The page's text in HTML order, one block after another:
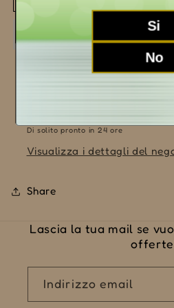
Ravera
2019
Ravera
Di solito pronto in 24 ore
Visualizza i dettagli del
Share
Lascia la tua mail se
Indirizzo email
Si
No